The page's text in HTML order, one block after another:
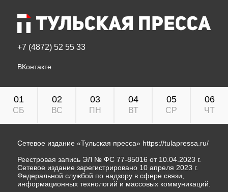
+7 (4872) 52 55 33
ВКонтакте
01
СБ
02
ВС
03
ПН
04
ВТ
05
СР
06
ЧТ
Сетевое издание «Тульская пресса» https://tulapressa.ru/
Реестровая запись ЭЛ № ФС 77-85016 от 10.04.2023 г.
Сетевое издание зарегистрировано 10 апреля 2023 г.
Федеральной службой по надзору в сфере связи,
информационных технологий и массовых коммуникаций.